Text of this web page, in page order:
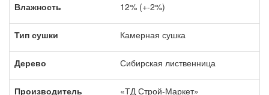
Влажность 12% (+-2%)
Тип сушки Камерная сушка
Дерево Сибирская лиственница
Производитель «ТД Строй-Маркет»